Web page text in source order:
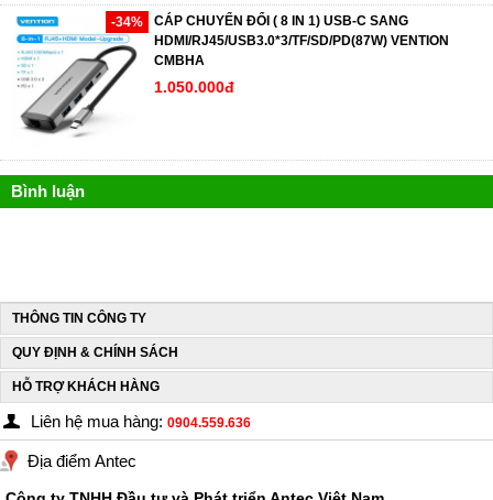
-34%
CÁP CHUYỂN ĐỔI ( 8 IN 1) USB-C SANG
HDMI/RJ45/USB3.0*3/TF/SD/PD(87W) VENTION
CMBHA
1.050.000đ
Bình luận
THÔNG TIN CÔNG TY
QUY ĐỊNH & CHÍNH SÁCH
HỖ TRỢ KHÁCH HÀNG
Liên hệ mua hàng: 0904.559.636
Địa điểm Antec